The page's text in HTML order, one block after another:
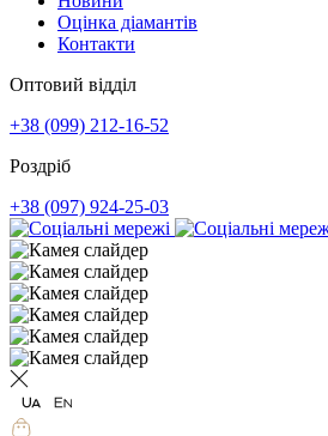
Оцінка діамантів
Контакти
Оптовий відділ
+38 (099) 212-16-52
Роздріб
+38 (097) 924-25-03